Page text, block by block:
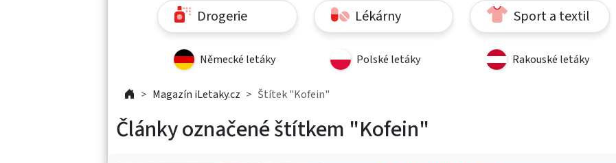
Drogerie Lékárny Sport a textil
Německé letáky Polské letáky Rakouské letáky
Magazín iLetaky.cz Štítek "Kofein"
Články označené štítkem "Kofein"